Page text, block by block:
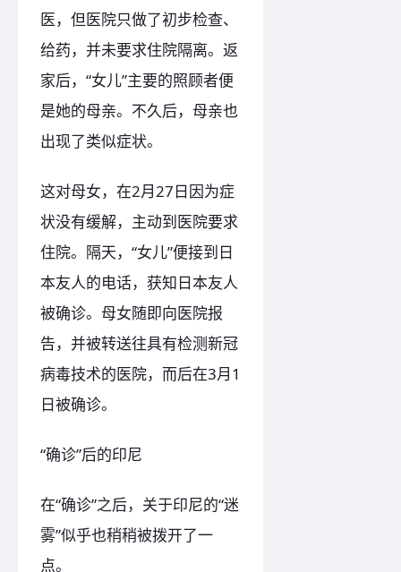
医，但医院只做了初步检查、
给药，并未要求住院隔离。返
家后，“女儿”主要的照顾者便
是她的母亲。不久后，母亲也
出现了类似症状。
这对母女，在2月27日因为症
状没有缓解，主动到医院要求
住院。隔天，“女儿”便接到日
本友人的电话，获知日本友人
被确诊。母女随即向医院报
告，并被转送往具有检测新冠
病毒技术的医院，而后在3月1
日被确诊。
“确诊”后的印尼
在“确诊”之后，关于印尼的“迷
雾”似乎也稍稍被拨开了一
点。